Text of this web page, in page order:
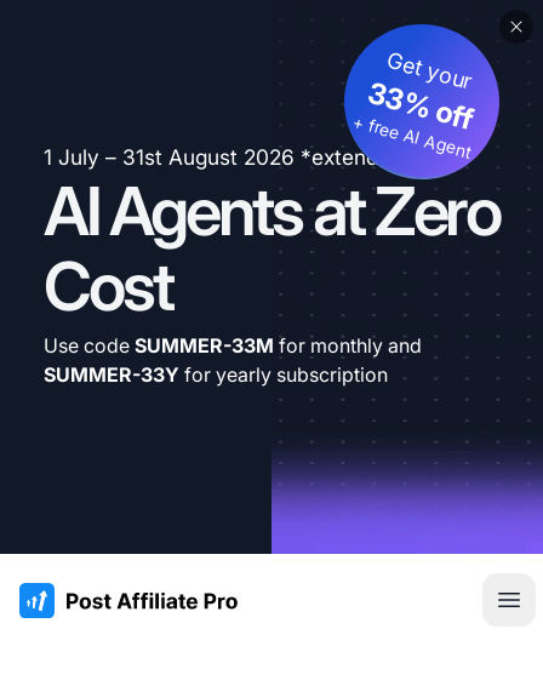
1 July – 31st August 2026 *extended
AI Agents at Zero
Cost
Get your
33% off
+ free AI Agent
Use code SUMMER-33M for monthly and
SUMMER-33Y for yearly subscription
:site.title